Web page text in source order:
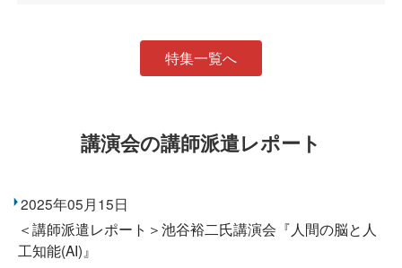
特集一覧へ
講演会の講師派遣レポート
2025年05月15日
＜講師派遣レポート＞池谷裕二氏講演会『人間の脳と人
工知能(AI)』